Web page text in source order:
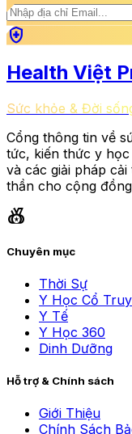
health_and_safety
Health Việt
Sức khỏe & Đời
Cổng thông tin về
tức, kiến thức y học
và các giải pháp cải
thần cho cộng
social_leaderboard
Chuyên mục
Thời Sự
Y Học Cổ
Y Tế
Y Học 360
Dinh Dưỡng
Hỗ trợ & Chính sách
Giới Thiệu
Chính Sách